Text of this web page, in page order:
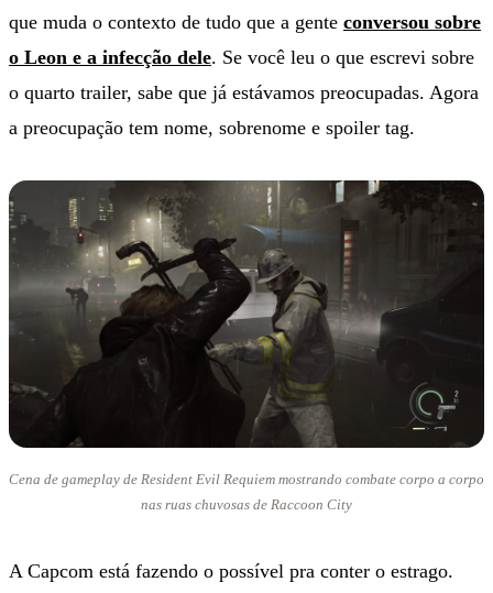
que muda o contexto de tudo que a gente conversou sobre
o Leon e a infecção dele. Se você leu o que escrevi sobre
o quarto trailer, sabe que já estávamos preocupadas. Agora
a preocupação tem nome, sobrenome e spoiler tag.
Cena de gameplay de Resident Evil Requiem mostrando combate corpo a corpo
nas ruas chuvosas de Raccoon City
A Capcom está fazendo o possível pra conter o estrago.